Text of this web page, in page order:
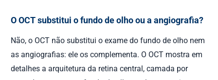
O OCT substitui o fundo de olho ou a angiografia?
Não, o OCT não substitui o exame do fundo de olho nem
as angiografias: ele os complementa. O OCT mostra em
detalhes a arquitetura da retina central, camada por